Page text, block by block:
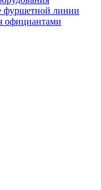
фуршетной линии
официантами